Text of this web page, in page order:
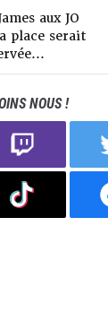
aux JO
place serait
NOUS !